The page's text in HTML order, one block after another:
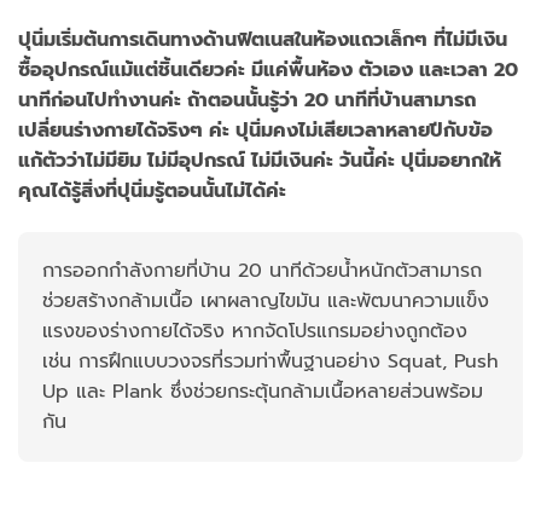
ปุนิ่มเริ่มต้นการเดินทางด้านฟิตเนสในห้องแถวเล็กๆ ที่ไม่มีเงิน
ซื้ออุปกรณ์แม้แต่ชิ้นเดียวค่ะ มีแค่พื้นห้อง ตัวเอง และเวลา 20
นาทีก่อนไปทำงานค่ะ ถ้าตอนนั้นรู้ว่า 20 นาทีที่บ้านสามารถ
เปลี่ยนร่างกายได้จริงๆ ค่ะ ปุนิ่มคงไม่เสียเวลาหลายปีกับข้อ
แก้ตัวว่าไม่มียิม ไม่มีอุปกรณ์ ไม่มีเงินค่ะ วันนี้ค่ะ ปุนิ่มอยากให้
คุณได้รู้สิ่งที่ปุนิ่มรู้ตอนนั้นไม่ได้ค่ะ
การออกกำลังกายที่บ้าน 20 นาทีด้วยน้ำหนักตัวสามารถ
ช่วยสร้างกล้ามเนื้อ เผาผลาญไขมัน และพัฒนาความแข็ง
แรงของร่างกายได้จริง หากจัดโปรแกรมอย่างถูกต้อง
เช่น การฝึกแบบวงจรที่รวมท่าพื้นฐานอย่าง Squat, Push
Up และ Plank ซึ่งช่วยกระตุ้นกล้ามเนื้อหลายส่วนพร้อม
กัน